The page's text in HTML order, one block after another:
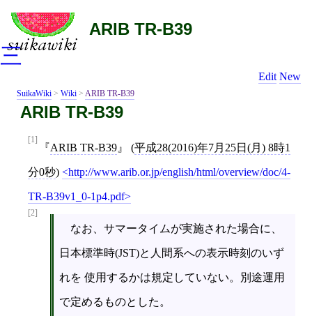
ARIB TR-B39
Edit New
SuikaWiki > Wiki > ARIB TR-B39
ARIB TR-B39
[1]
ARIB TR-B39 (平成28(2016)年7月25日(月) 8時1
分0秒) http://www.arib.or.jp/english/html/overview/doc/4-
TR-B39v1_0-1p4.pdf
[2]
なお、サマータイムが実施された場合に、
日本標準時(JST)と人間系への表示時刻のいず
れを 使用するかは規定していない。別途運用
で定めるものとした。
三